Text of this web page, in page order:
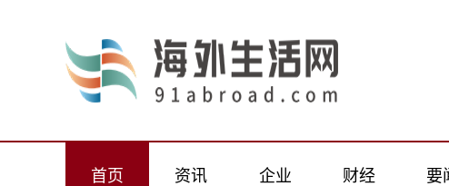
首页 资讯 企业 财经 要